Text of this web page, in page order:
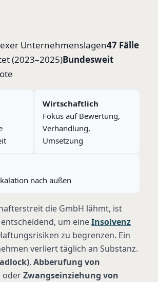
Unternehmenslagen47 Fälle
(2023–2025)Bundesweit
Wirtschaftlich
Fokus auf Bewertung,
Verhandlung,
Umsetzung
nach außen
die GmbH lähmt, ist
um eineInsolvenz
zu begrenzen. Ein
verliert täglich an Substanz.
, Abberufung von
oderZwangseinziehung von